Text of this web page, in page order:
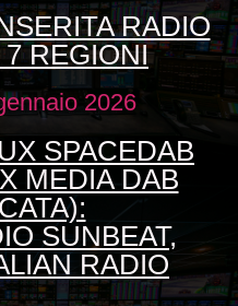
RADIO
REGIONI
2026
SPACEDAB
MEDIA DAB
SUNBEAT,
RADIO